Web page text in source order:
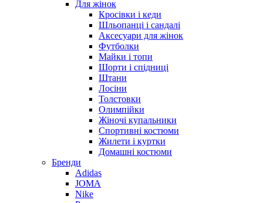
Для жінок
Кросівки і кеди
Шльопанці і сандалі
Аксесуари для жінок
Футболки
Майки і топи
Шорти і спідниці
Штани
Лосіни
Толстовки
Олимпійки
Жіночі купальники
Спортивні костюми
Жилети і куртки
Домашні костюми
Бренди
Adidas
JOMA
Nike